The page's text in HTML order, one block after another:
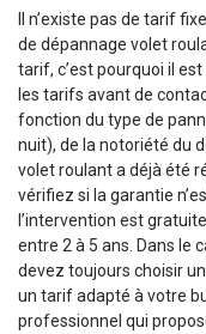
Il n’existe pas de tarif
de dépannage volet
tarif, c’est pourquoi il
les tarifs avant de
fonction du type de
nuit), de la notoriété du
volet roulant a déjà été
vérifiez si la garantie
l’intervention est
entre 2 à 5 ans. Dans le
devez toujours choisir
un tarif adapté à votre
professionnel qui